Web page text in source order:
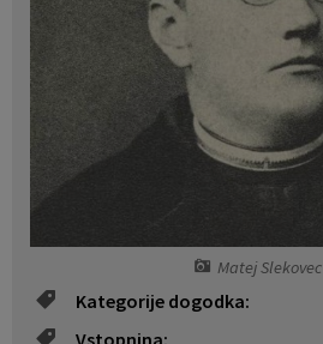
Matej Slekovec
Kategorije dogodka:
Vaške skupnosti
Naselja v občini
Organigram
Varstvo osebnih podatkov
Strateški dokumenti
Prostorski akti občine
Predpisi in odloki
Proračun občine
Lokalne volitve